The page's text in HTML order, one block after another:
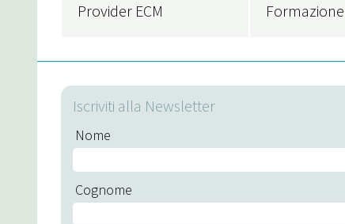
Provider ECM
Iscriviti alla Newsletter
Nome
Cognome